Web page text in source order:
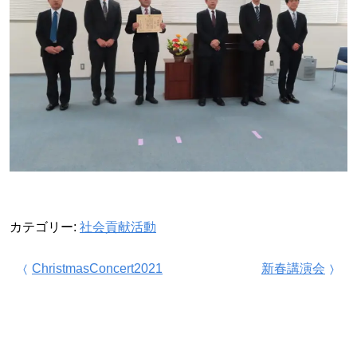
カテゴリー: 社会貢献活動
投稿ナビゲーション
ChristmasConcert2021 新春講演会